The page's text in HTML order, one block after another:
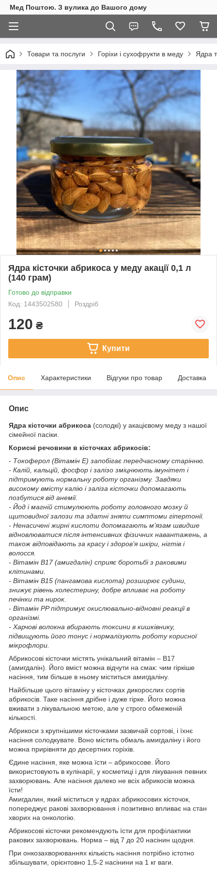
Мед Поштою. З вулика до Вашого дому
Товари та послуги Горіхи і сухофрукти в меду Ядра
Ядра кісточки абрикоса у меду акації 0,1 л
(140 грам)
Готово до відправки
Код: 1443502580
Роздріб
120 ₴
Купити
Опис Характеристики Відгуки про товар Доставка
Опис
Ядра кісточки абрикоса (солодкі) у акацієвому меду з нашої
сімейної пасіки.
Корисні речовини в кісточках абрикосів:
- Токоферол (Вітамін Е) запобігає передчасному старінню.
- Калій, кальцій, фосфор і залізо зміцнюють імунітет і
підтримують нормальну роботу організму. Завдяки
високому вмісту калію і заліза кісточки допомагають
позбутися від анемії.
- Йод і магній стимулюють роботу головного мозку й
щитовидної залози та здатні зняти симптоми гіпертонії.
- Ненасичені жирні кислоти допомагають м’язам швидше
відновлюватися після інтенсивних фізичних навантажень, а
також відповідають за красу і здоров’я шкіри, нігтів і
волосся.
- Вітамін B17 (амигдалін) сприяє боротьбі з раковими
клітинами.
- Вітамін B15 (пангамова кислота) розширює судини,
знижує рівень холестерину, добре впливає на роботу
печінки та нирок.
- Вітамін PP підтримує окислювально-відновні реакції в
організмі.
- Харчові волокна вбирають токсини в кишківнику,
підвищують його тонус і нормалізують роботу корисної
мікрофлори.
Абрикосові кісточки містять унікальний вітамін – В17
(амигдалін). Його вміст можна відчути на смак: чим гіркіше
насіння, тим більше в ньому міститься амигдаліну.
Найбільше цього вітаміну у кісточках дикорослих сортів
абрикосів. Таке насіння дрібне і дуже гірке. Його можна
вживати з лікувальною метою, але у строго обмеженій
кількості.
Абрикоси з крупнішими кісточками зазвичай сортові, і їхнє
насіння солодкувате. Воно містить обмаль амигдаліну і його
можна прирівняти до десертних горіхів.
Єдине насіння, яке можна їсти – абрикосове. Його
використовують в кулінарії, у косметиці і для лікування певних
захворювань. Але насіння далеко не всіх абрикосів можна
їсти!
Амигдалин, який міститься у ядрах абрикосових кісточок,
попереджує ракові захворювання і позитивно впливає на стан
хворих на онкологію.
Абрикосові кісточки рекомендують їсти для профілактики
ракових захворювань. Норма – від 7 до 20 насінин щодня.
При онкозахворюваннях кількість насіння потрібно істотно
збільшувати, орієнтовно 1,5-2 насінини на 1 кг ваги.